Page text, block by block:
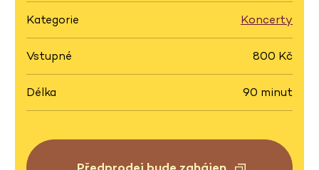
Kategorie Koncerty
Vstupné 800 Kč
Délka 90 minut